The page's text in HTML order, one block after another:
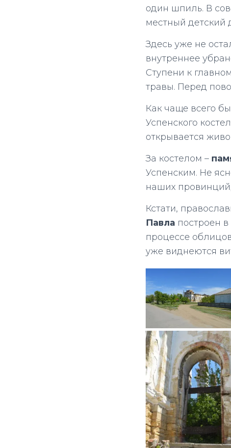
один шпиль. В
местный детский
Здесь уже не
внутреннее
Ступени к
травы. Перед
Как чаще всего
Успенского
открывается
За костелом –
Успенским. Не
наших
Кстати,
Павла построен
процессе
уже виднеются